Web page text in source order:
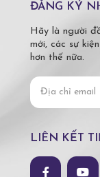
ĐĂNG KÝ
Hãy là người
mới, các sự
hơn thế nữa.
LIÊN KẾT